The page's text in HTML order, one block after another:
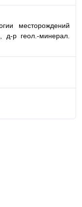
месторождений
р геол.-минерал.